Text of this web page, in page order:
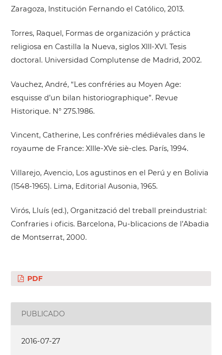
Zaragoza, Institución Fernando el Católico, 2013.
Torres, Raquel, Formas de organización y práctica
religiosa en Castilla la Nueva, siglos XIII-XVI. Tesis
doctoral. Universidad Complutense de Madrid, 2002.
Vauchez, André, “Les confréries au Moyen Age:
esquisse d’un bilan historiographique”. Revue
Historique. N° 275.1986.
Vincent, Catherine, Les confréries médiévales dans le
royaume de France: XIIIe-XVe siè-cles. París, 1994.
Villarejo, Avencio, Los agustinos en el Perú y en Bolivia
(1548-1965). Lima, Editorial Ausonia, 1965.
Virós, Lluís (ed.), Organització del treball preindustrial:
Confraries i oficis. Barcelona, Pu-blicacions de l’Abadia
de Montserrat, 2000.
PDF
PUBLICADO
2016-07-27